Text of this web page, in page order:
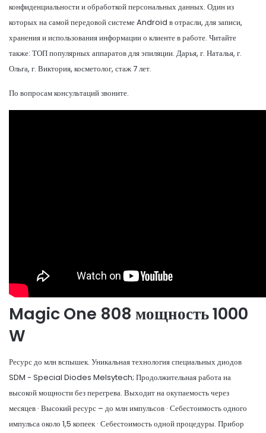
конфиденциальности и обработкой персональных данных. Один из
которых на самой передовой системе Android в отрасли, для записи,
хранения и использования информации о клиенте в работе. Читайте
также: ТОП популярных аппаратов для эпиляции. Дарья, г. Наталья, г.
Ольга, г. Виктория, косметолог, стаж 7 лет.
По вопросам консультаций звоните.
Magic One 808 мощность 1000
W
Ресурс до млн вспышек. Уникальная технология специальных диодов
SDM - Special Diodes Melsytech; Продолжительная работа на
высокой мощности без перегрева. Выходит на окупаемость через
месяцев · Высокий ресурс – до млн импульсов · Себестоимость одного
импульса около 1,5 копеек · Себестоимость одной процедуры. Прибор